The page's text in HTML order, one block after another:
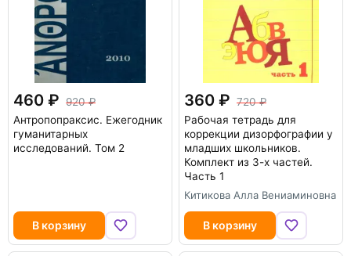
460
920
Антропопраксис. Ежегодник
гуманитарных
исследований. Том 2
В корзину
360
720
Рабочая тетрадь для
коррекции дизорфографии у
младших школьников.
Комплект из 3-х частей.
Часть 1
Китикова Алла Вениаминовна
В корзину